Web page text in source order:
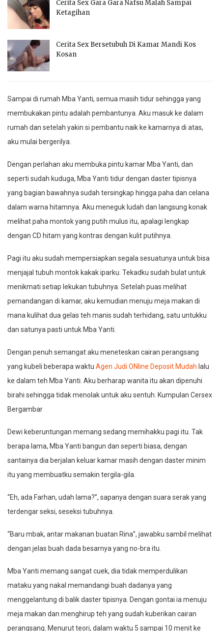
Cerita Sex Gara Gara Nafsu Malah Sampai
Ketagihan
Cerita Sex Bersetubuh Di Kamar Mandi Kos
Kosan
Sampai di rumah Mba Yanti, semua masih tidur sehingga yang
membukakan pintu adalah pembantunya. Aku masuk ke dalam
rumah dan setelah yakin si pembantu naik ke kamarnya di atas,
aku mulai bergerilya.
Dengan perlahan aku membuka pintu kamar Mba Yanti, dan
seperti sudah kuduga, Mba Yanti tidur dengan daster tipisnya
yang bagian bawahnya sudah tersingkap hingga paha dan celana
dalam warna hitamnya. Aku meneguk ludah dan langsung konak
melihat paha montok yang putih mulus itu, apalagi lengkap
dengan CD hitam yang kontras dengan kulit putihnya.
Pagi itu aku sudah mempersiapkan segala sesuatunya untuk bisa
menjajal tubuh montok kakak iparku. Tekadku sudah bulat untuk
menikmati setiap lekukan tubuhnya. Setelah puas melihat
pemandangan di kamar, aku kemudian menuju meja makan di
mana kulihat dua gelas teh manis sudah terhidang, satu untukku
dan satunya pasti untuk Mba Yanti.
Dengan penuh semangat aku meneteskan cairan perangsang
yang kubeli beberapa waktu Agen Judi ONline Deposit Mudah lalu
ke dalam teh Mba Yanti. Aku berharap wanita itu akan dipenuhi
birahi sehingga tidak menolak untuk aku sentuh. Kumpulan Cersex
Bergambar
Dewi keberuntungan memang sedang memihakku pagi itu. Tak
berapa lama, Mba Yanti bangun dan seperti biasa, dengan
santainya dia berjalan keluar kamar masih dengan daster minim
itu yang membuatku semakin tergila-gila.
“Eh, ada Farhan, udah lama?”, sapanya dengan suara serak yang
terdengar seksi, seseksi tubuhnya.
“Baru mbak, antar makanan buatan Rina”, jawabku sambil melihat
dengan jelas buah dada besarnya yang no-bra itu.
Mba Yanti memang sangat cuek, dia tidak memperdulikan
mataku yang nakal memandangi buah dadanya yang
menggelantung di balik daster tipisnya. Dengan gontai ia menuju
meja makan dan menghirup teh yang sudah kuberikan cairan
perangsang. Menurut teori, dalam waktu 5 sampai 10 menit ke